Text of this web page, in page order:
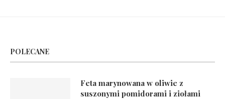
POLECANE
Feta marynowana w oliwie z
suszonymi pomidorami i ziołami